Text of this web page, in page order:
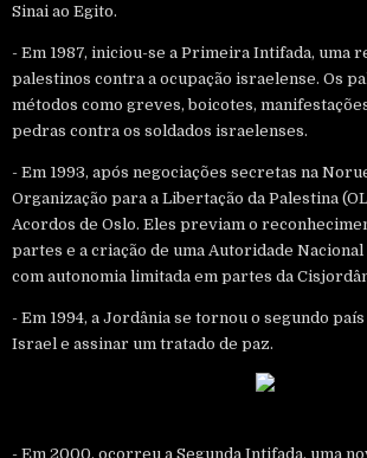
Sinai ao Egito.
- Em 1987, iniciou-se a Primeira Intifada, uma
palestinos contra a ocupação israelense. Os
métodos como greves, boicotes,
pedras contra os soldados israelenses.
- Em 1993, após negociações secretas na
Organização para a Libertação da Palestina
Acordos de Oslo. Eles previam o
partes e a criação de uma Autoridade Nacional
com autonomia limitada em partes da
- Em 1994, a Jordânia se tornou o segundo
Israel e assinar um tratado de paz.
- Em 2000, ocorreu a Segunda Intifada, uma